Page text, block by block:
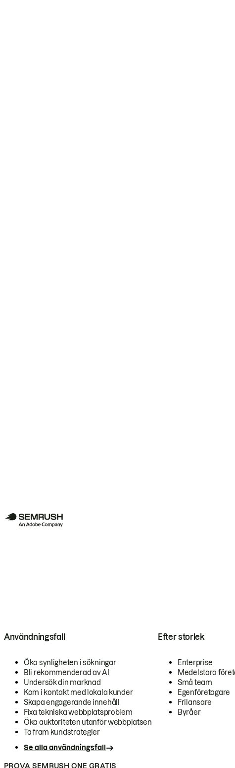
Användningsfall
Öka synligheten i sökningar
Bli rekommenderad av AI
Undersök din marknad
Kom i kontakt med lokala kunder
Skapa engagerande innehåll
Fixa tekniska webbplatsproblem
Öka auktoriteten utanför webbplatsen
Ta fram kundstrategier
Se alla användningsfall
Efter storlek
Enterprise
Medelstora
Små team
Egenföretagare
Frilansare
Byråer
PROVA SEMRUSH ONE GRATIS